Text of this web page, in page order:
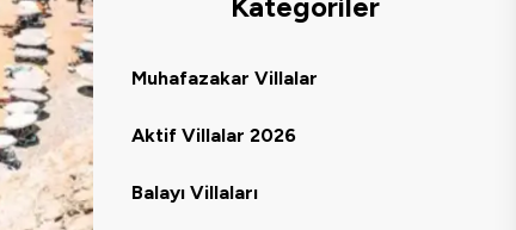
Muhafazakar Villalar
Aktif Villalar 2026
Balayı Villaları